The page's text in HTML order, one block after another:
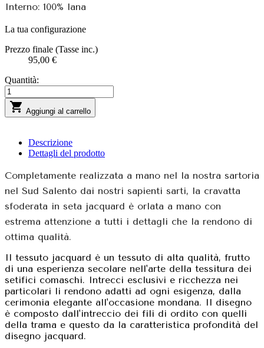
Interno: 100% lana
La tua configurazione
Prezzo finale (Tasse inc.)
95,00 €
Quantità:
 Aggiungi al carrello
Descrizione
Dettagli del prodotto
Completamente realizzata a mano nel la nostra sartoria
nel Sud Salento dai nostri sapienti sarti, la cravatta
sfoderata in seta jacquard è orlata a mano con
estrema attenzione a tutti i dettagli che la rendono di
ottima qualità.
Il tessuto jacquard è un tessuto di alta qualità, frutto
di una esperienza secolare nell'arte della tessitura dei
setifici comaschi. Intrecci esclusivi e ricchezza nei
particolari li rendono adatti ad ogni esigenza, dalla
cerimonia elegante all'occasione mondana. Il disegno
è composto dall'intreccio dei fili di ordito con quelli
della trama e questo da la caratteristica profondità del
disegno jacquard.